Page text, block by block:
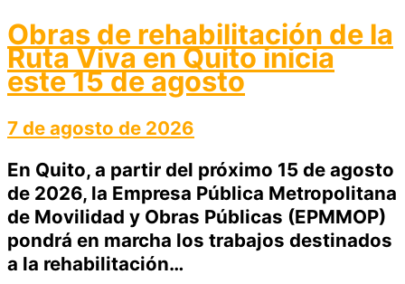
Obras de rehabilitación de la
Ruta Viva en Quito inicia
este 15 de agosto
7 de agosto de 2026
En Quito, a partir del próximo 15 de agosto
de 2026, la Empresa Pública Metropolitana
de Movilidad y Obras Públicas (EPMMOP)
pondrá en marcha los trabajos destinados
a la rehabilitación…